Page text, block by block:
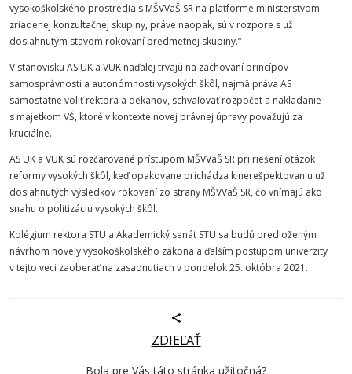
vysokoškolského prostredia s MŠVVaŠ SR na platforme ministerstvom
zriadenej konzultačnej skupiny, práve naopak, sú v rozpore s už
dosiahnutým stavom rokovaní predmetnej skupiny.“
V stanovisku AS UK a VUK naďalej trvajú na zachovaní princípov
samosprávnosti a autonómnosti vysokých škôl, najmä práva AS
samostatne voliť rektora a dekanov, schvaľovať rozpočet a nakladanie
s majetkom VŠ, ktoré v kontexte novej právnej úpravy považujú za
kruciálne.
AS UK a VUK sú rozčarované prístupom MŠVVaŠ SR pri riešení otázok
reformy vysokých škôl, keď opakovane prichádza k nerešpektovaniu už
dosiahnutých výsledkov rokovaní zo strany MŠVVaŠ SR, čo vnímajú ako
snahu o politizáciu vysokých škôl.
Kolégium rektora STU a Akademický senát STU sa budú predloženým
návrhom novely vysokoškolského zákona a ďalším postupom univerzity
v tejto veci zaoberať na zasadnutiach v pondelok 25. októbra 2021.
ZDIEĽAŤ
Bola pre Vás táto stránka užitočná?